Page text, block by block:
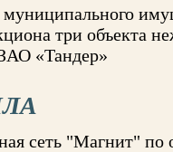
три объекта
«Тандер»
сеть "Магнит"